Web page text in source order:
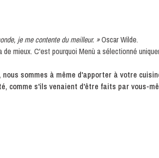
je me contente du meilleur. »Oscar Wilde.
mieux. C'est pourquoi Menù a sélectionné
sommes à même d'apporter à votre
comme s'ils venaient d'être faits par vous-